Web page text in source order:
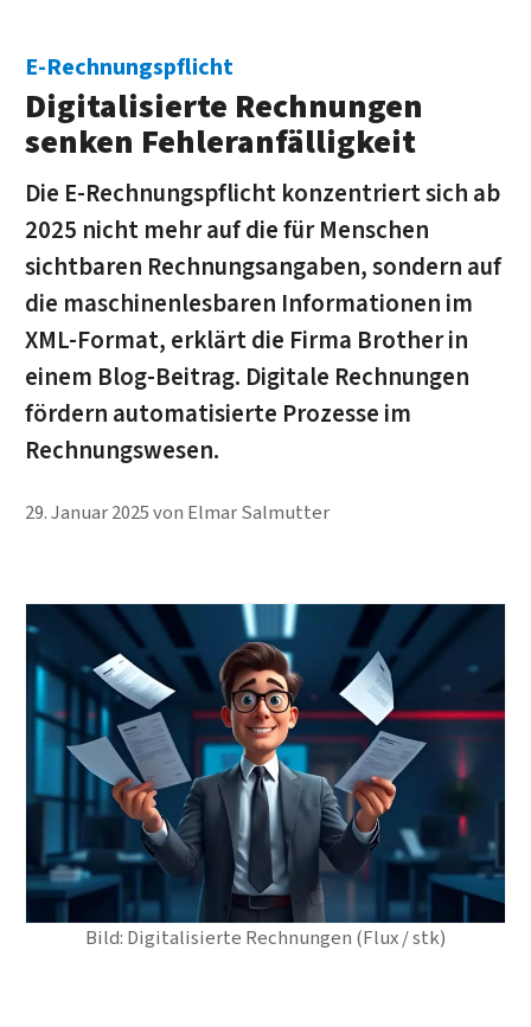
Bild: Digitalisierte Rechnungen (Flux / stk)
E-Rechnungspflicht
Digitalisierte Rechnungen
senken Fehleranfälligkeit
Die E-Rechnungspflicht konzentriert sich ab
2025 nicht mehr auf die für Menschen
sichtbaren Rechnungsangaben, sondern auf
die maschinenlesbaren Informationen im
XML-Format, erklärt die Firma Brother in
einem Blog-Beitrag. Digitale Rechnungen
fördern automatisierte Prozesse im
Rechnungswesen.
29. Januar 2025von Elmar Salmutter